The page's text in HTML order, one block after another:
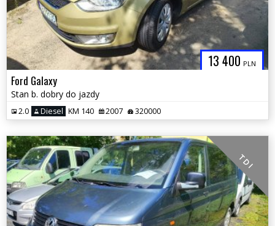
13 400 PLN
Ford Galaxy
Stan b. dobry do jazdy
2.0 Diesel KM 140 2007 320000
T D I